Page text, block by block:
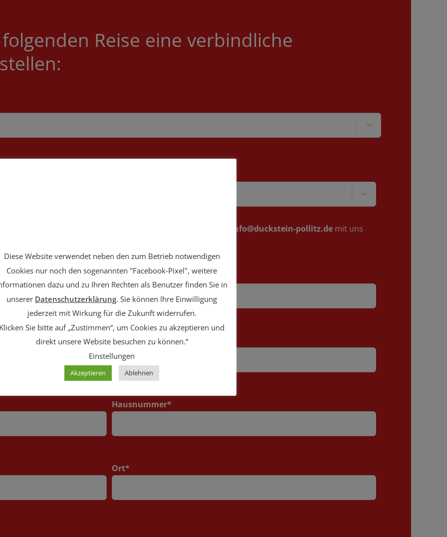
Reise eine verbindliche


info@duckstein-pollitz.de mit uns
Ihr Nachname*
Ihre E-Mail-Adresse*
Hausnummer*
Ort*
Diese Website verwendet neben den zum Betrieb notwendigen
Cookies nur noch den sogenannten "Facebook-Pixel", weitere
dazu und zu Ihren Rechten als Benutzer finden Sie in
unserer Datenschutzerklärung. Sie können Ihre Einwilligung
jederzeit mit Wirkung für die Zukunft widerrufen.
Sie bitte auf „Zustimmen“, um Cookies zu akzeptieren und
direkt unsere Website besuchen zu können.“
Einstellungen
Akzeptieren Ablehnen